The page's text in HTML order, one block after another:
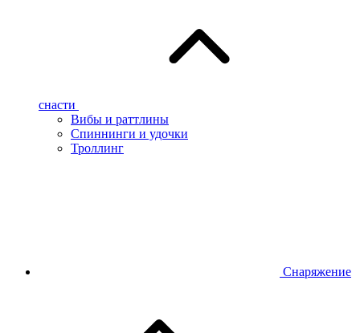
снасти
Вибы и раттлины
Спиннинги и удочки
Троллинг
Снаряжение